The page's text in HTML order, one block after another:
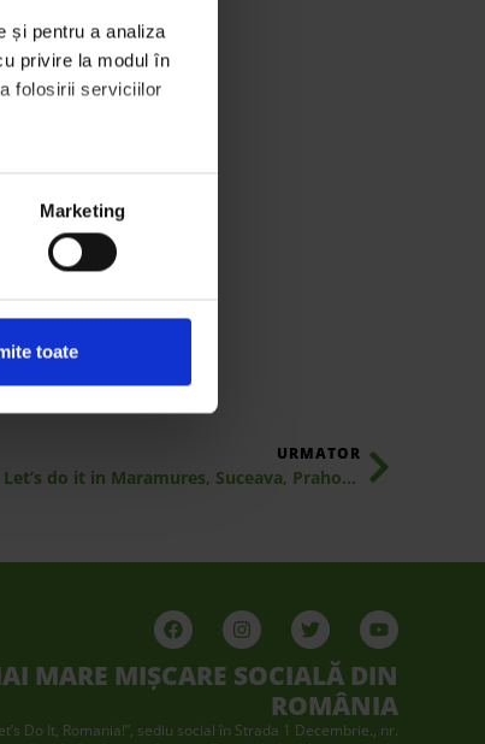
și pentru a analiza
privire la modul în
folosirii serviciilor
Marketing
toate
URMATOR
ROSAL este titularul echipei de actiune Let’s do it in Maramures, Suceava, Prahova si Bistrita Nasaud
MARE MIȘCARE SOCIALĂ DIN
ROMÂNIA
Do It, Romania!”, sediu social în Strada 1 Decembrie., nr.